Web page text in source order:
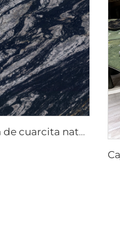
Lámina de piedra exótica de cuarcita natural Manhattan Black